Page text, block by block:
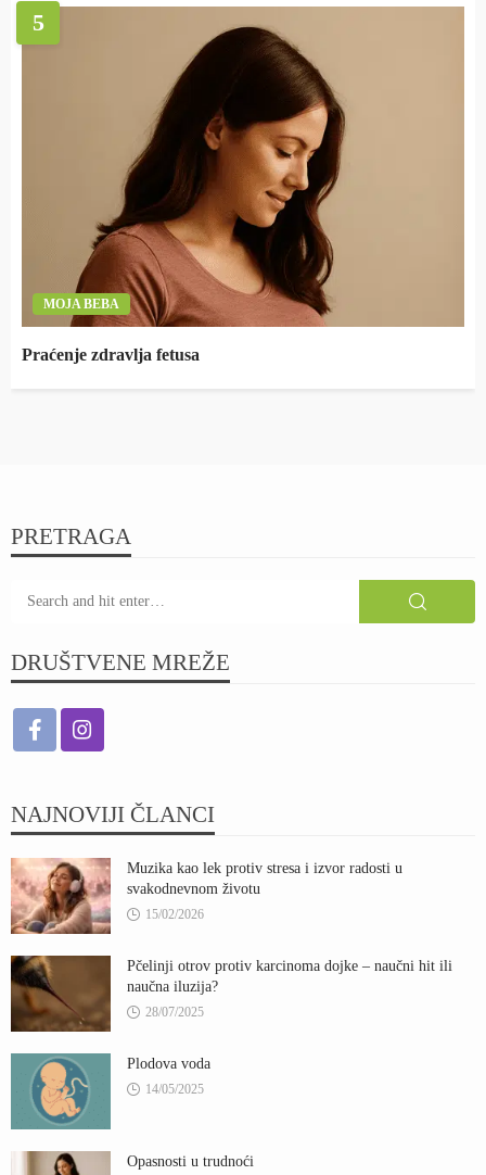
5
MOJA BEBA
Praćenje zdravlja fetusa
PRETRAGA
DRUŠTVENE MREŽE
NAJNOVIJI ČLANCI
Muzika kao lek protiv stresa i izvor radosti u
svakodnevnom životu
15/02/2026
Pčelinji otrov protiv karcinoma dojke – naučni hit ili
naučna iluzija?
28/07/2025
Plodova voda
14/05/2025
Opasnosti u trudnoći